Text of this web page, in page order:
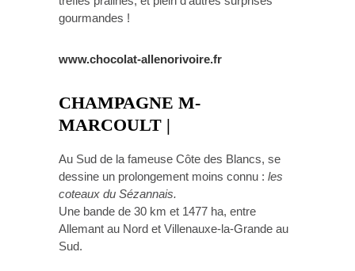
gourmandes !
www.chocolat-allenorivoire.fr
CHAMPAGNE M-
MARCOULT |
Au Sud de la fameuse Côte des Blancs, se
dessine un prolongement moins connu : les
coteaux du Sézannais.
Une bande de 30 km et 1477 ha, entre
Allemant au Nord et Villenauxe-la-Grande au
Sud.